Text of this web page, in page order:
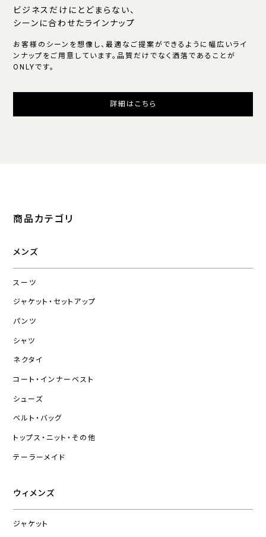
ビジネスだけにとどまらない、
シーンに合わせたラインナップ
お客様のシーンを想像し、最適なご提案ができるように幅広いライ
ンナップをご用意しています。品質だけでなく洒落であることが
ONLYです。
詳細はこちら
商品カテゴリ
メンズ
スーツ
ジャケット・セットアップ
パンツ
シャツ
ネクタイ
コート・インナーベスト
シューズ
ベルト・バッグ
トップス・ニット・その他
テーラーメイド
ウィメンズ
ジャケット